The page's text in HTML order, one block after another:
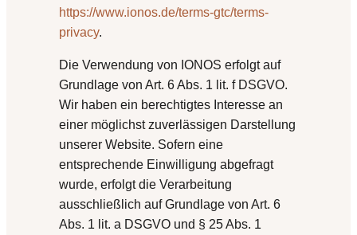
https://www.ionos.de/terms-gtc/terms-
privacy.
Die Verwendung von IONOS erfolgt auf
Grundlage von Art. 6 Abs. 1 lit. f DSGVO.
Wir haben ein berechtigtes Interesse an
einer möglichst zuverlässigen Darstellung
unserer Website. Sofern eine
entsprechende Einwilligung abgefragt
wurde, erfolgt die Verarbeitung
ausschließlich auf Grundlage von Art. 6
Abs. 1 lit. a DSGVO und § 25 Abs. 1